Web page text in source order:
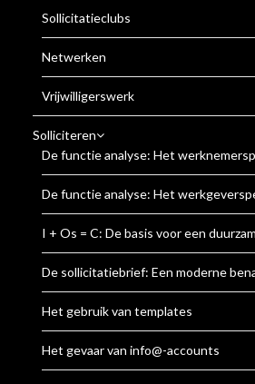
Sollicitatieclubs
Netwerken
Vrijwilligerswerk
Solliciteren
De functie analyse: Het
De functie analyse: Het
I + Os = C: De basis voor een
De sollicitatiebrief: Een moderne
Het gebruik van templates
Het gevaar van info@-accounts